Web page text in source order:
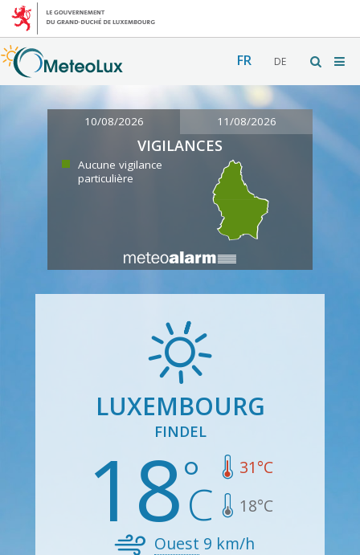
FR DE
10/08/2026 11/08/2026
VIGILANCES
Aucune vigilance
particulière
LUXEMBOURG
FINDEL
18 31°C
18°C
Ouest 9 km/h